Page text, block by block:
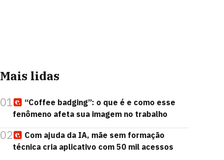
Mais lidas
01
“Coffee badging”: o que é e como esse
fenômeno afeta sua imagem no trabalho
02
Com ajuda da IA, mãe sem formação
técnica cria aplicativo com 50 mil acessos